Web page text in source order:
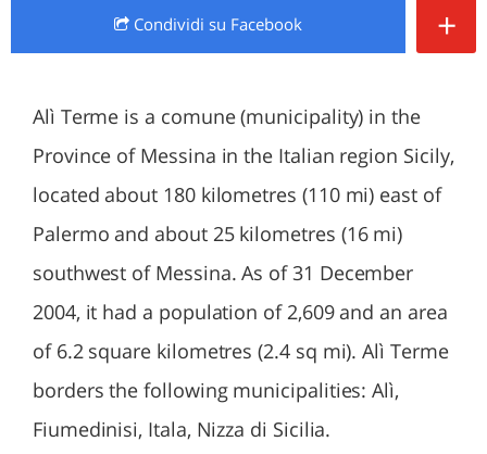
Condividi su Facebook +
Alì Terme is a comune (municipality) in the
Province of Messina in the Italian region Sicily,
located about 180 kilometres (110 mi) east of
Palermo and about 25 kilometres (16 mi)
southwest of Messina. As of 31 December
2004, it had a population of 2,609 and an area
of 6.2 square kilometres (2.4 sq mi). Alì Terme
borders the following municipalities: Alì,
Fiumedinisi, Itala, Nizza di Sicilia.